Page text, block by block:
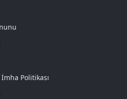
Politikası